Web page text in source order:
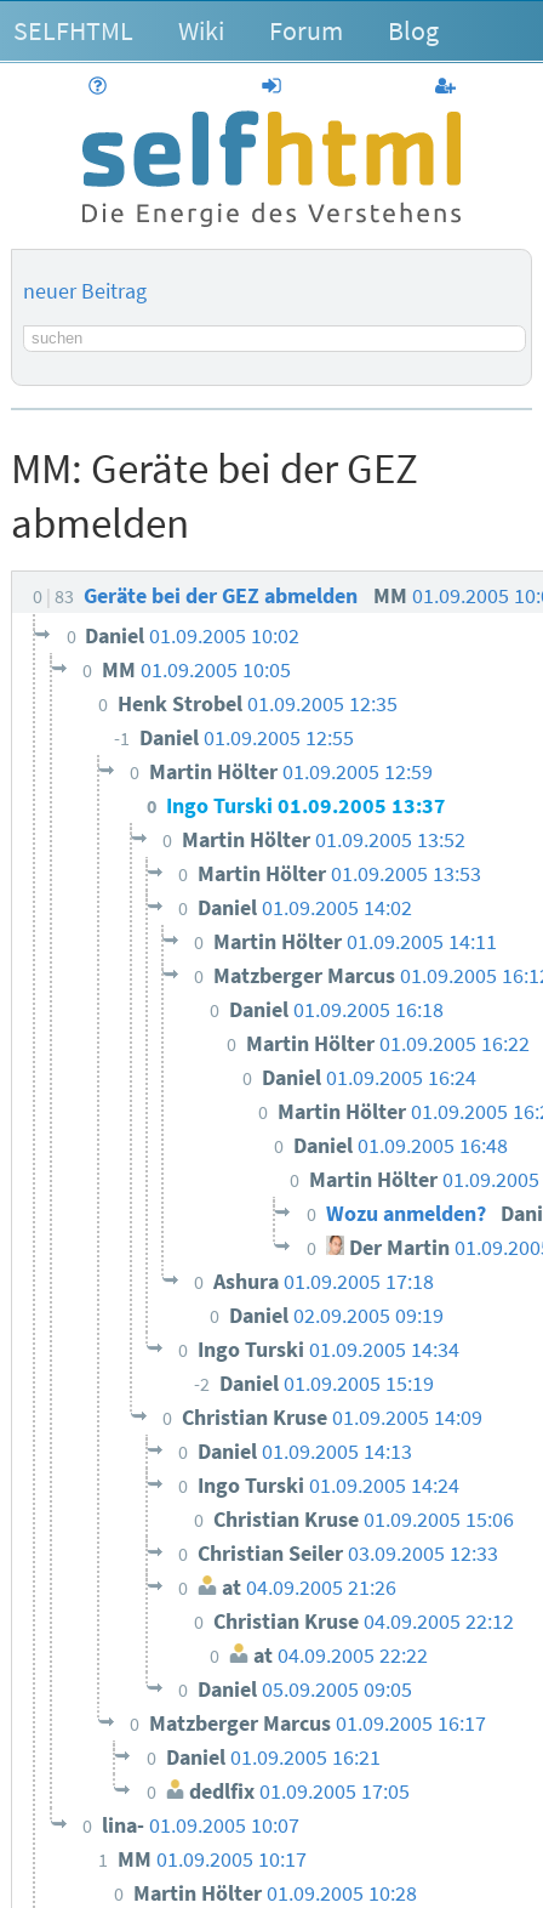
SELFHTML Wiki Forum Blog
anmelden
neuer Beitrag
Suchbegriff
MM: Geräte bei der GEZ
abmelden
0 83 Geräte bei der GEZ abmelden MM 01.09.2005
0 Daniel01.09.2005 10:02
0 MM 01.09.2005 10:05
0 Henk Strobel01.09.2005 12:35
-1 Daniel01.09.2005 12:55
0 Martin Hölter01.09.2005 12:59
0 Ingo Turski 01.09.2005 13:37
0 Martin Hölter01.09.2005 13:52
0 Martin Hölter01.09.2005 13:53
0 Daniel01.09.2005 14:02
0 Martin Hölter01.09.2005 14:11
0 Matzberger Marcus01.09.2005
0 Daniel01.09.2005 16:18
0 Martin Hölter01.09.2005 16:22
0 Daniel01.09.2005 16:24
0 Martin Hölter01.09.2005
0 Daniel01.09.2005 16:48
0 Martin Hölter
0 Wozu anmelden?
0 Der Martin
0 Ashura01.09.2005 17:18
0 Daniel02.09.2005 09:19
0 Ingo Turski 01.09.2005 14:34
-2 Daniel01.09.2005 15:19
0 Christian Kruse01.09.2005 14:09
0 Daniel01.09.2005 14:13
0 Ingo Turski 01.09.2005 14:24
0 Christian Kruse01.09.2005 15:06
0 Christian Seiler03.09.2005 12:33
0 at04.09.2005 21:26
0 Christian Kruse04.09.2005 22:12
0 at04.09.2005 22:22
0 Daniel05.09.2005 09:05
0 Matzberger Marcus01.09.2005 16:17
0 Daniel01.09.2005 16:21
0 dedlfix01.09.2005 17:05
0 lina-01.09.2005 10:07
1 MM 01.09.2005 10:17
0 Martin Hölter01.09.2005 10:28